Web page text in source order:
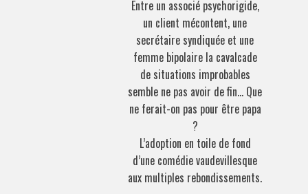
Entre un associé psychorigide,
un client mécontent, une
secrétaire syndiquée et une
femme bipolaire la cavalcade
de situations improbables
semble ne pas avoir de fin… Que
ne ferait-on pas pour être papa
?
L’adoption en toile de fond
d’une comédie vaudevillesque
aux multiples rebondissements.